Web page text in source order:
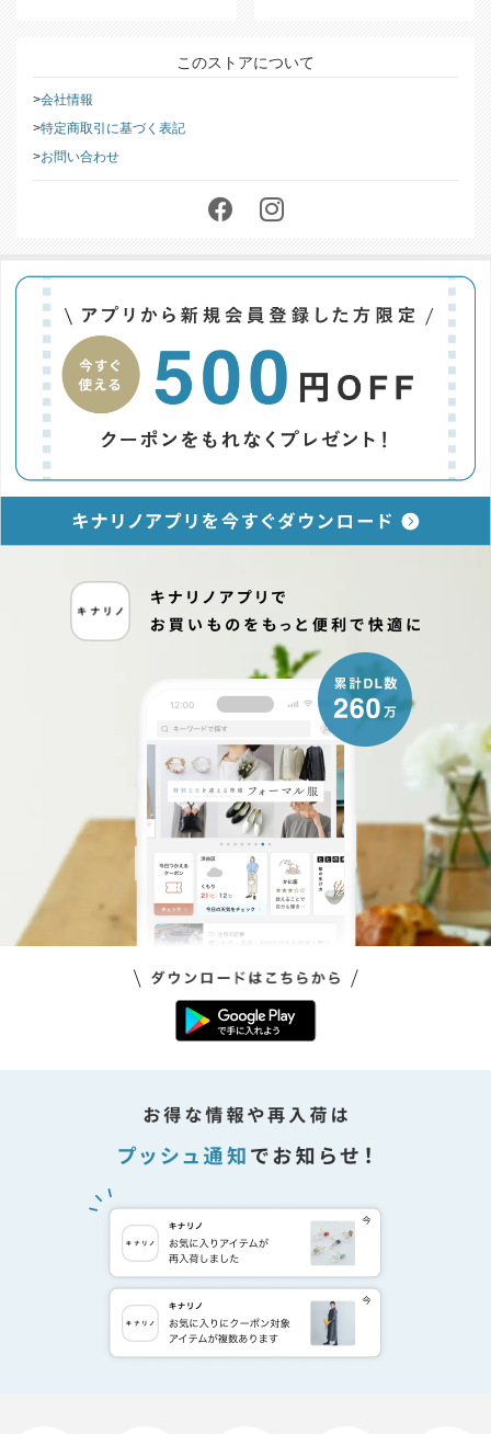
このストアについて
会社情報
特定商取引に基づく表記
お問い合わせ